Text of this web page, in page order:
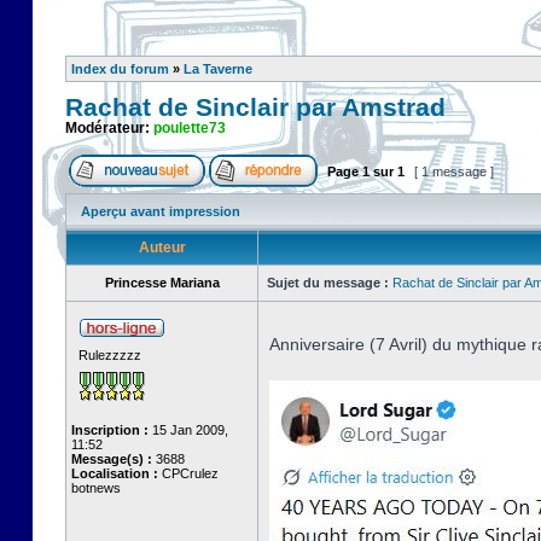
Index du forum » La Taverne
Rachat de Sinclair par Amstrad
Modérateur: poulette73
Page1sur1 [ 1 message ]
Aperçu avant impression
Auteur
Princesse Mariana Sujet du message : Rachat de Sinclair par
Rulezzzzz
Inscription : 15 Jan 2009,
11:52
Message(s) : 3688
Localisation : CPCrulez
botnews
Anniversaire (7 Avril) du mythique